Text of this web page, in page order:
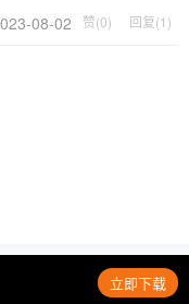
08-02
赞(0) 回复(1)
立即下载